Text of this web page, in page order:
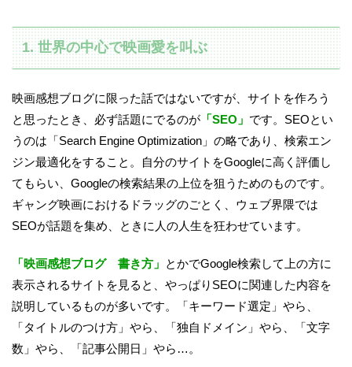
1. 世界の中心で映画愛を叫ぶ
映画感想ブログに限った話ではないですが、サイトを作ろう
と思ったとき、必ず話題にでるのが 「SEO」 です。SEOとい
うのは「Search Engine Optimization」の略であり、検索エン
ジン最適化をすること。自分のサイトをGoogleに高く評価し
てもらい、Googleの検索結果の上位を狙うためのものです。
ギャング映画におけるドラッグのごとく、ウェブ界隈では
SEOが話題を集め、ときに人の人生を狂わせています。
「映画感想ブログ 書き方」 とかでGoogle検索して上の方に
表示されるサイトを見ると、やっぱりSEOに関連した内容を
説明しているものが多いです。「キーワード選定」やら、
「タイトルのつけ方」やら、「独自ドメイン」やら、「文字
数」やら、「記事公開日」やら…。